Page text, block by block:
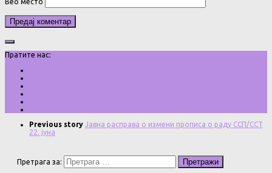
Пратите нас:
Previous story Јавна расправа о измени прописа о раду ССП/ССТ
22. јуна
Претрага за: